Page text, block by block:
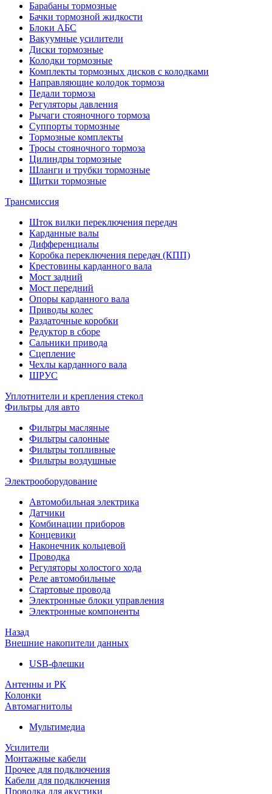
Барабаны тормозные
Бачки тормозной жидкости
Блоки АБС
Вакуумные усилители
Диски тормозные
Колодки тормозные
Комплекты тормозных дисков с колодками
Направляющие колодок тормоза
Педали тормоза
Регуляторы давления
Рычаги стояночного тормоза
Суппорты тормозные
Тормозные комплекты
Тросы стояночного тормоза
Цилиндры тормозные
Шланги и трубки тормозные
Щитки тормозные
Трансмиссия
Шток вилки переключения передач
Карданные валы
Дифференциалы
Коробка переключения передач (КПП)
Крестовины карданного вала
Мост задний
Мост передний
Опоры карданного вала
Приводы колес
Раздаточные коробки
Редуктор в сборе
Сальники привода
Сцепление
Чехлы карданного вала
ШРУС
Уплотнители и крепления стекол
Фильтры для авто
Фильтры масляные
Фильтры салонные
Фильтры топливные
Фильтры воздушные
Электрооборудование
Автомобильная электрика
Датчики
Комбинации приборов
Концевики
Наконечник кольцевой
Проводка
Регуляторы холостого хода
Реле автомобильные
Стартовые провода
Электронные блоки управления
Электронные компоненты
Назад
Внешние накопители данных
USB-флешки
Антенны и РК
Колонки
Автомагнитолы
Мультимедиа
Усилители
Монтажные кабели
Прочее для подключения
Кабели для подключения
Проводка для акустики